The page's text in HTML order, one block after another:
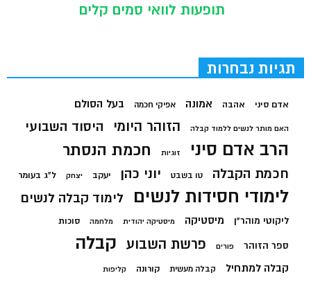
תופעות לוואי סמים קלים
תגיות נבחרות
אדם סיני אהבה אמונה אפיקי חכמה בעל הסולם
האם מותר לנשים ללמוד קבלה הזוהר היומי היסוד השבועי
הרב אדם סיני זוגיות חכמת הנסתר
חכמת הקבלה טו בשבט יוני כהן יעקב יצחק ל"ג בעומר
לימודי חסידות לנשים לימוד קבלה לנשים
ליקוטי מוהר"ן מיסטיקה מיסטיקה יהודית מלחמה סוכות
ספר הזוהר פורים פרשת השבוע קבלה
קבלה למתחיל קבלה מעשית קורונה קליפות